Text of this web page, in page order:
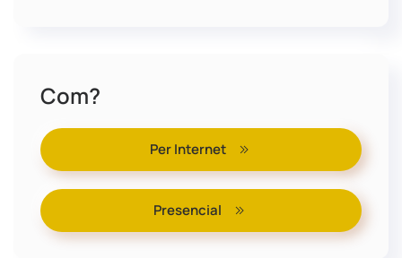
Com?
Per Internet
Presencial